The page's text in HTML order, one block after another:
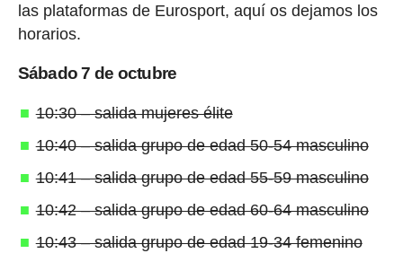
las plataformas de Eurosport, aquí os dejamos los
horarios.
Sábado 7 de octubre
10:30 – salida mujeres élite
10:40 – salida grupo de edad 50-54 masculino
10:41 – salida grupo de edad 55-59 masculino
10:42 – salida grupo de edad 60-64 masculino
10:43 – salida grupo de edad 19-34 femenino